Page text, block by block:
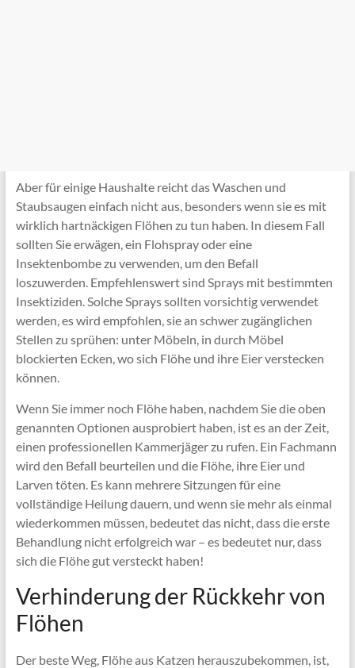
Aber für einige Haushalte reicht das Waschen und
Staubsaugen einfach nicht aus, besonders wenn sie es mit
wirklich hartnäckigen Flöhen zu tun haben. In diesem Fall
sollten Sie erwägen, ein Flohspray oder eine
Insektenbombe zu verwenden, um den Befall
loszuwerden. Empfehlenswert sind Sprays mit bestimmten
Insektiziden. Solche Sprays sollten vorsichtig verwendet
werden, es wird empfohlen, sie an schwer zugänglichen
Stellen zu sprühen: unter Möbeln, in durch Möbel
blockierten Ecken, wo sich Flöhe und ihre Eier verstecken
können.
Wenn Sie immer noch Flöhe haben, nachdem Sie die oben
genannten Optionen ausprobiert haben, ist es an der Zeit,
einen professionellen Kammerjäger zu rufen. Ein Fachmann
wird den Befall beurteilen und die Flöhe, ihre Eier und
Larven töten. Es kann mehrere Sitzungen für eine
vollständige Heilung dauern, und wenn sie mehr als einmal
wiederkommen müssen, bedeutet das nicht, dass die erste
Behandlung nicht erfolgreich war – es bedeutet nur, dass
sich die Flöhe gut versteckt haben!
Verhinderung der Rückkehr von
Flöhen
Der beste Weg, Flöhe aus Katzen herauszubekommen, ist,